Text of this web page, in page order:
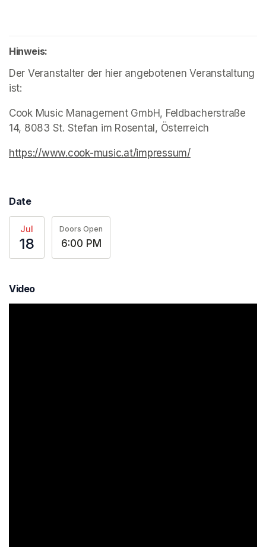
Hinweis:
Der Veranstalter der hier angebotenen Veranstaltung
ist:
Cook Music Management GmbH, Feldbacherstraße
14, 8083 St. Stefan im Rosental, Österreich
https://www.cook-music.at/impressum/(opens in a
Date
Jul
18
Doors Open
6:00 PM
Video